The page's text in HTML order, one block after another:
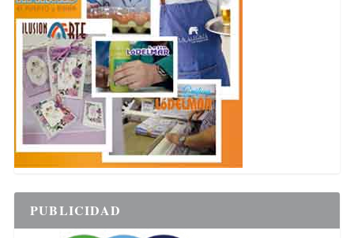
PUBLICIDAD